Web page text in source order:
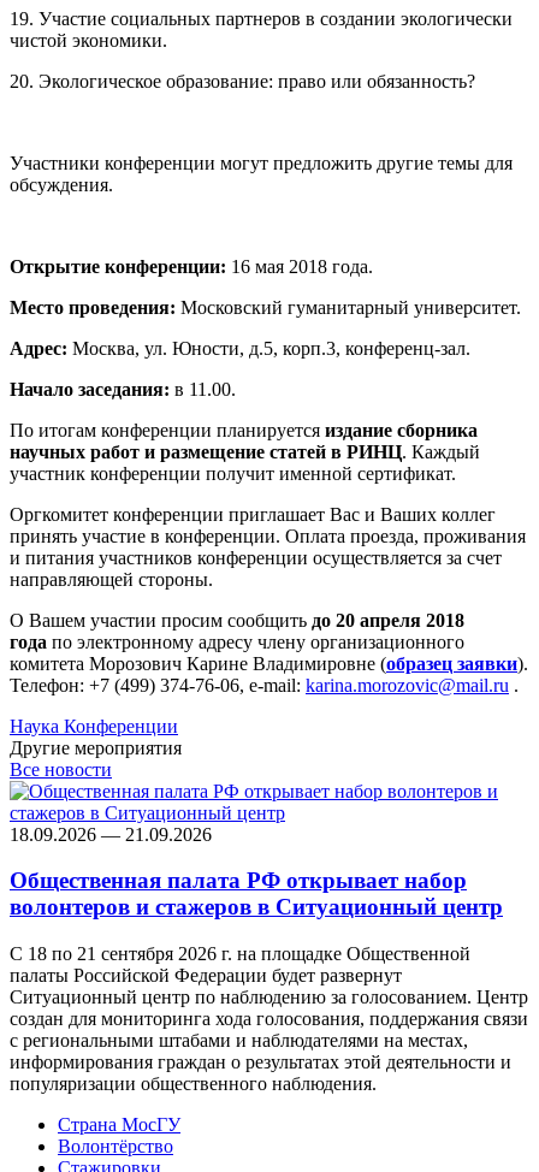
19. Участие социальных партнеров в создании экологически
чистой экономики.
20. Экологическое образование: право или обязанность?
Участники конференции могут предложить другие темы для
обсуждения.
Открытие конференции: 16 мая 2018 года.
Место проведения: Московский гуманитарный университет.
Адрес: Москва, ул. Юности, д.5, корп.3, конференц-зал.
Начало заседания: в 11.00.
По итогам конференции планируется издание сборника
научных работ и размещение статей в РИНЦ. Каждый
участник конференции получит именной сертификат.
Оргкомитет конференции приглашает Вас и Ваших коллег
принять участие в конференции. Оплата проезда, проживания
и питания участников конференции осуществляется за счет
направляющей стороны.
О Вашем участии просим сообщить до 20 апреля 2018
года по электронному адресу члену организационного
комитета Морозович Карине Владимировне (образец заявки).
Телефон: +7 (499) 374-76-06, e-mail: karina.morozovic@mail.ru .
Наука Конференции
Другие мероприятия
Все новости
18.09.2026 — 21.09.2026
Общественная палата РФ открывает набор
волонтеров и стажеров в Ситуационный центр
С 18 по 21 сентября 2026 г. на площадке Общественной
палаты Российской Федерации будет развернут
Ситуационный центр по наблюдению за голосованием. Центр
создан для мониторинга хода голосования, поддержания связи
с региональными штабами и наблюдателями на местах,
информирования граждан о результатах этой деятельности и
популяризации общественного наблюдения.
Страна МосГУ
Волонтёрство